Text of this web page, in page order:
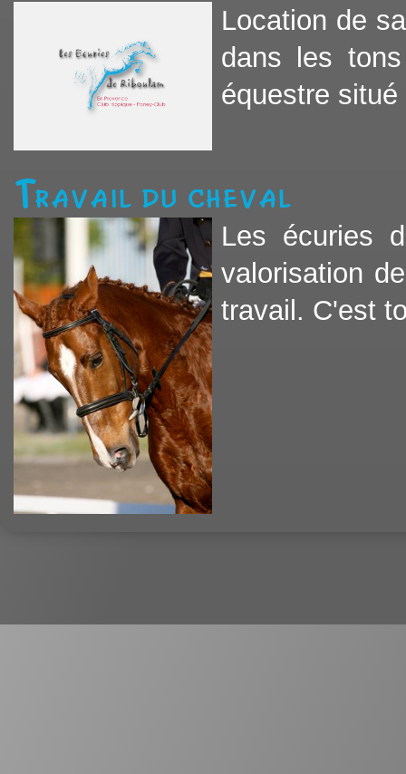
Location de
dans les
équestre
Travail du cheval
Les écuries
valorisation
travail. C'est